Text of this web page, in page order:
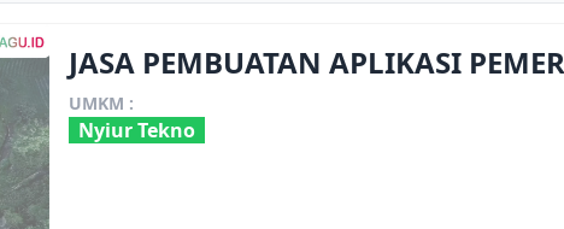
JASA PEMBUATAN APLIKASI
UMKM :
Nyiur Tekno